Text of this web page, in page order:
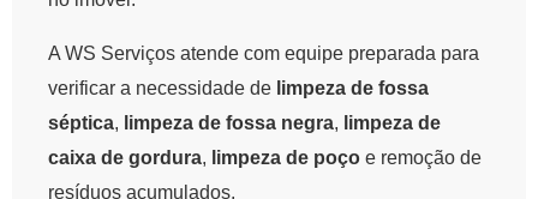
A WS Serviços atende com equipe preparada para
verificar a necessidade de limpeza de fossa
séptica, limpeza de fossa negra, limpeza de
caixa de gordura, limpeza de poço e remoção de
resíduos acumulados.